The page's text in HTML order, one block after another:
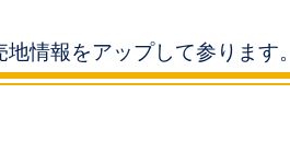
情報をアップして参ります。